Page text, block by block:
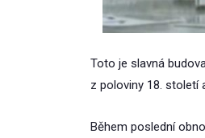
Toto je slavná
z poloviny 18. století
Během poslední